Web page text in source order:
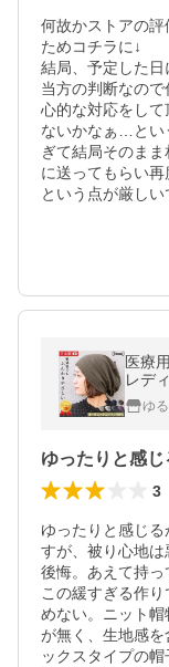
何故かストアの
ためコチラに↓
結局、予定した
当方の判断なの
心的な対応をし
ないかなぁ…とい
ぎて結局そのま
に送ってもらい
という点が厳しい
医療
レデ
内帽
ック
ゆ
3
ゆったりと感じ
すが、被り心地は
後悔。あえて持っ
この緩すぎる作
めない。ニット
が無く、生地感
ックスタイプの